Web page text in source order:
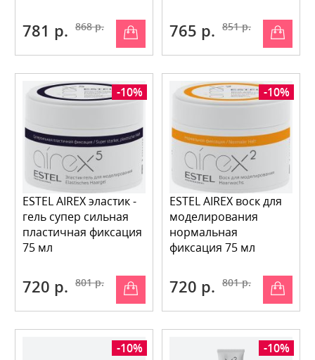
781 р. 868 р. 765 р. 851 р.
-10%
ESTEL AIREX эластик -
гель супер сильная
пластичная фиксация
75 мл
720 р. 801 р.
-10%
ESTEL AIREX воск для
моделирования
нормальная
фиксация 75 мл
720 р. 801 р.
-10% -10%